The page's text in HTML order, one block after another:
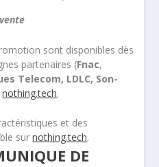
sont disponibles dès
partenaires (Fnac,
Telecom, LDLC, Son-
nothing.tech.
et des
surnothing.tech.
DE